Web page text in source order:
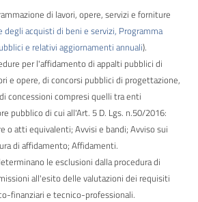
di lavori, opere, servizi e forniture
degli acquisti di beni e servizi, Programma
e relativi aggiornamenti annuali).
per l'affidamento di appalti pubblici di
e opere, di concorsi pubblici di progettazione,
concessioni compresi quelli tra enti
pubblico di cui all'Art. 5 D. Lgs. n.50/2016:
o atti equivalenti; Avvisi e bandi; Avviso sui
di affidamento; Affidamenti.
le esclusioni dalla procedura di
all'esito delle valutazioni dei requisiti
finanziari e tecnico-professionali.